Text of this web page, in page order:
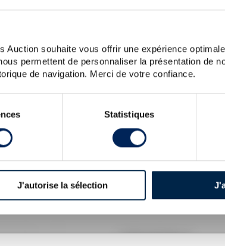
Auction souhaite vous offrir une expérience
permettent de personnaliser la présentation de
de navigation. Merci de votre confiance.
Statistiques
J'autorise la sélection
des fûts de bourbon et 35% dans des
le Springbank 12 ans 100 proof.
Vintage Single Cask 1629 2006
Of. Calvados Wood One of 9420 bottled
le